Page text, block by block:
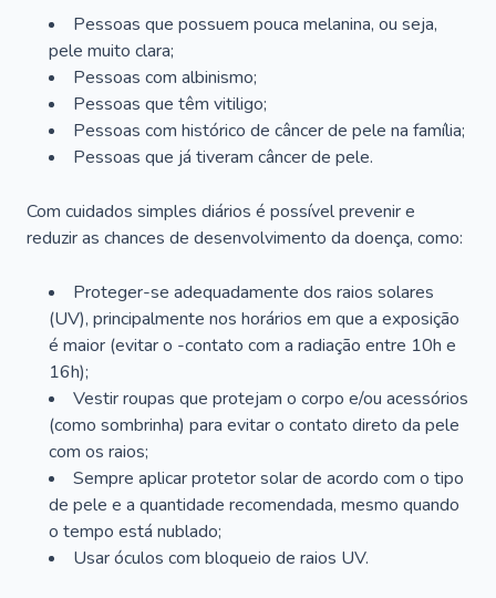
Pessoas que possuem pouca melanina, ou seja,
pele muito clara;
Pessoas com albinismo;
Pessoas que têm vitiligo;
Pessoas com histórico de câncer de pele na família;
Pessoas que já tiveram câncer de pele.
Com cuidados simples diários é possível prevenir e
reduzir as chances de desenvolvimento da doença, como:
Proteger-se adequadamente dos raios solares
(UV), principalmente nos horários em que a exposição
é maior (evitar o -contato com a radiação entre 10h e
16h);
Vestir roupas que protejam o corpo e/ou acessórios
(como sombrinha) para evitar o contato direto da pele
com os raios;
Sempre aplicar protetor solar de acordo com o tipo
de pele e a quantidade recomendada, mesmo quando
o tempo está nublado;
Usar óculos com bloqueio de raios UV.